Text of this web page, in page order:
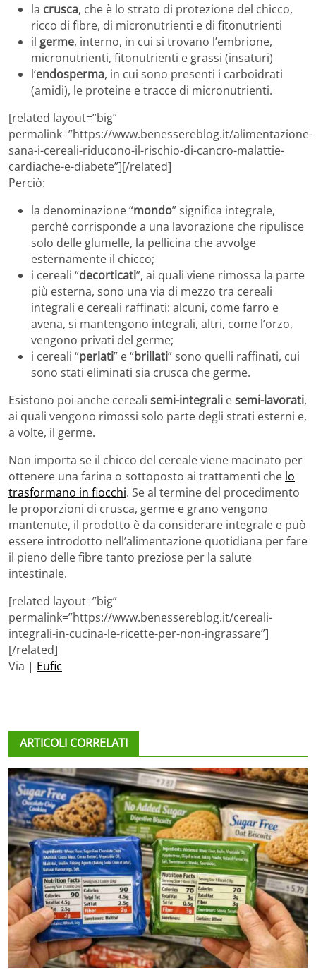
la crusca, che è lo strato di protezione del chicco,
ricco di fibre, di micronutrienti e di fitonutrienti
il germe, interno, in cui si trovano l’embrione,
micronutrienti, fitonutrienti e grassi (insaturi)
l’endosperma, in cui sono presenti i carboidrati
(amidi), le proteine e tracce di micronutrienti.
[related layout=”big”
permalink=”https://www.benessereblog.it/alimentazione-
sana-i-cereali-riducono-il-rischio-di-cancro-malattie-
cardiache-e-diabete”][/related]
Perciò:
la denominazione “mondo” significa integrale,
perché corrisponde a una lavorazione che ripulisce
solo delle glumelle, la pellicina che avvolge
esternamente il chicco;
i cereali “decorticati”, ai quali viene rimossa la parte
più esterna, sono una via di mezzo tra cereali
integrali e cereali raffinati: alcuni, come farro e
avena, si mantengono integrali, altri, come l’orzo,
vengono privati del germe;
i cereali “perlati” e “brillati” sono quelli raffinati, cui
sono stati eliminati sia crusca che germe.
Esistono poi anche cereali semi-integrali esemi-lavorati,
ai quali vengono rimossi solo parte degli strati esterni e,
a volte, il germe.
Non importa se il chicco del cereale viene macinato per
ottenere una farina o sottoposto ai trattamenti che lo
trasformano in fiocchi. Se al termine del procedimento
le proporzioni di crusca, germe e grano vengono
mantenute, il prodotto è da considerare integrale e può
essere introdotto nell’alimentazione quotidiana per fare
il pieno delle fibre tanto preziose per la salute
intestinale.
[related layout=”big”
permalink=”https://www.benessereblog.it/cereali-
integrali-in-cucina-le-ricette-per-non-ingrassare”]
[/related]
Via | Eufic
ARTICOLI CORRELATI